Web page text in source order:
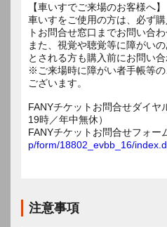
【車いすでご来場のお客様へ】
車いすをご使用の方は、必ず
トお問合せ窓口までお問い合わ
また、視覚や聴覚等に障がい
とされる方も購入前にお問い合
※ご来場時に障がい者手帳等
ございます。
FANYチケットお問合せダイ
19時／年中無休）
FANYチケットお問合せフォ
p/form/18802_evbb_16/
注意事項